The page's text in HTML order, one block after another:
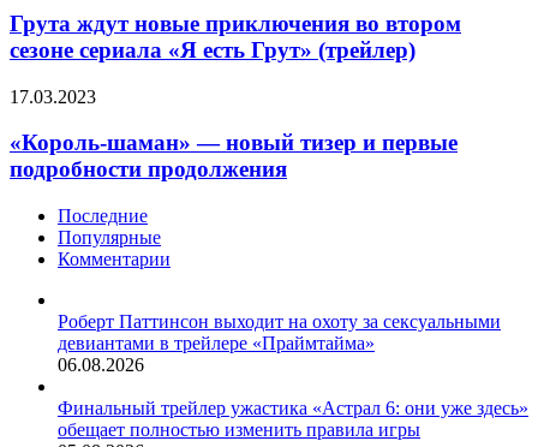
Поднебесная»
2
новые
приключения
во
сезоне
«Я
есть
(трейлер)
Грута ждут новые приключения во втором
сезоне сериала «Я есть Грут» (трейлер)
«Король-
—
новый
тизер
первые
подробности
продолжения
17.03.2023
«Король-шаман» — новый тизер и первые
подробности продолжения
Последние
Популярные
Комментарии
Роберт Паттинсон выходит на охоту за сексуальными
девиантами в трейлере «Праймтайма»
06.08.2026
Финальный трейлер ужастика «Астрал 6: они уже здесь»
обещает полностью изменить правила игры